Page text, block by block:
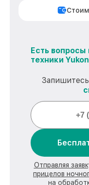
Есть вопросы
техники
Отправляя
прицелов
на